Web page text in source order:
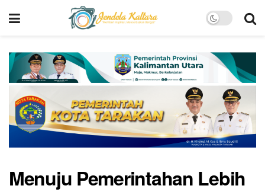
Menuju Pemerintahan Lebih